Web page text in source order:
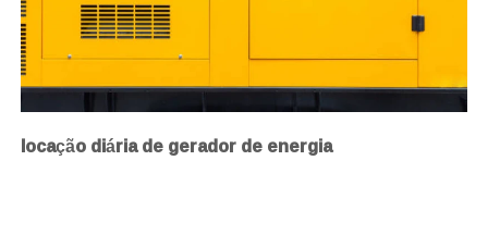
locação diária de gerador de energia